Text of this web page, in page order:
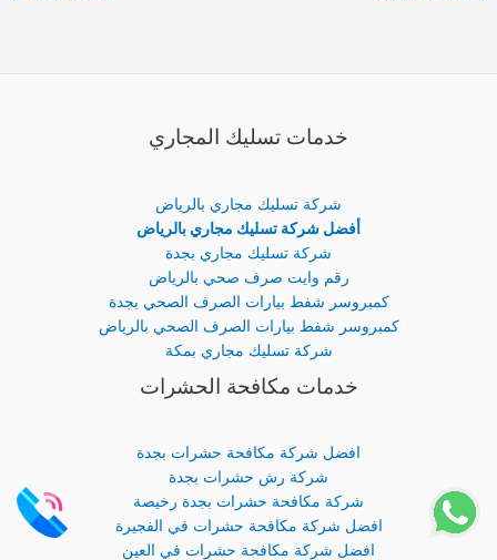
خدمات تسليك المجاري
شركة تسليك مجاري بالرياض
أفضل شركة تسليك مجاري بالرياض
شركة تسليك مجاري بجدة
رقم وايت صرف صحي بالرياض
كمبروسر شفط بيارات الصرف الصحي بجدة
كمبروسر شفط بيارات الصرف الصحي بالرياض
شركة تسليك مجاري بمكة
خدمات مكافحة الحشرات
افضل شركة مكافحة حشرات بجدة
شركة رش حشرات بجدة
شركة مكافحة حشرات بجدة رخيصة
افضل شركة مكافحة حشرات في الفجيرة
افضل شركة مكافحة حشرات في العين